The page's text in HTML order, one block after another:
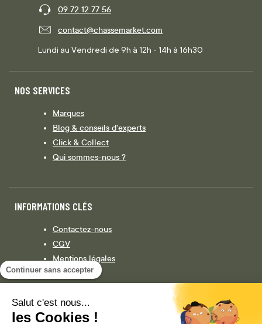
Continuer sans accepter
Salut c'est nous...
les Cookies !
09 72 12 77 56
contact@chassemarket.com
Lundi au Vendredi de 9h à 12h - 14h à 16h30
NOS SERVICES
Marques
Blog & conseils d'experts
Click & Collect
Qui sommes-nous ?
INFORMATIONS CLÉS
Contactez-nous
CGV
Mentions légales
Législation